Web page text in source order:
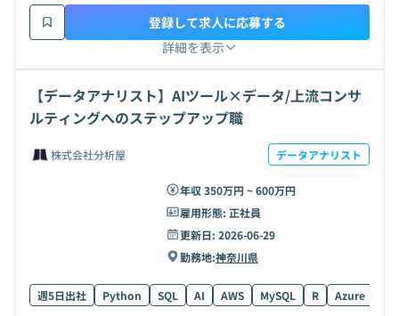
詳細を表示
登録して求人に応募する
【データアナリスト】AIツール×データ/上流コンサ
ルティングへのステップアップ職
株式会社分析屋 データアナリスト
年収 350万円 ~ 600万円
雇用形態: 正社員
更新日: 2026-06-29
勤務地:神奈川県
週5日出社 Python SQL AI AWS MySQL R Azure